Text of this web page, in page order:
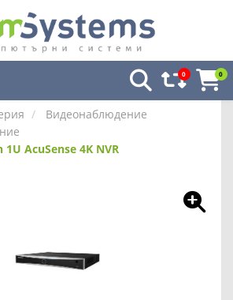
0 0
Видеонаблюдение
AcuSense 4K NVR